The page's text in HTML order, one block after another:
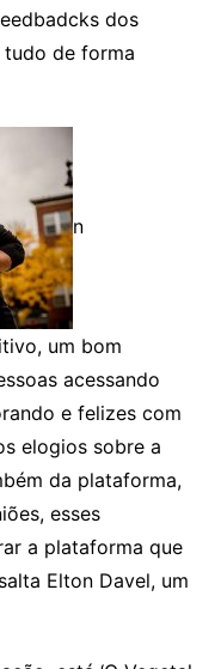
dos
tudo de forma
n
um bom
acessando
e felizes com
elogios sobre a
da plataforma,
esses
a plataforma que
Elton Davel, um